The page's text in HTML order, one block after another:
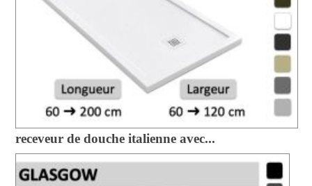
receveur de douche italienne avec...